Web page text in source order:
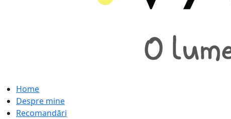
Home
Despre mine
Recomandări